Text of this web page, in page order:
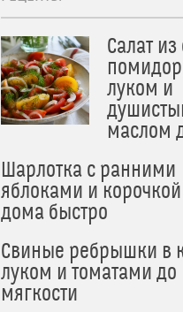
Салат
луком и
маслом
Шарлотка с ранними
яблоками и
дома быстро
Свиные ребрышки в
луком и томатами до
мягкости